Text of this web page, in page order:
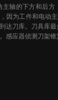
主轴的下方和后
因为工件和电动
达刀库。
刀具库
感应器侦测刀架